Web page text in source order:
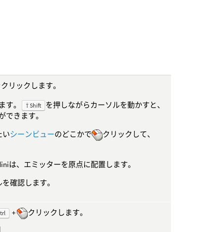
リックします。
す。 ⇧ Shift
を押しながらカーソルを動かすと、
できます。
いシーンビューのどこかで クリックして、
は、エミッターを原点に配置します。
確認します。
+ クリックします。